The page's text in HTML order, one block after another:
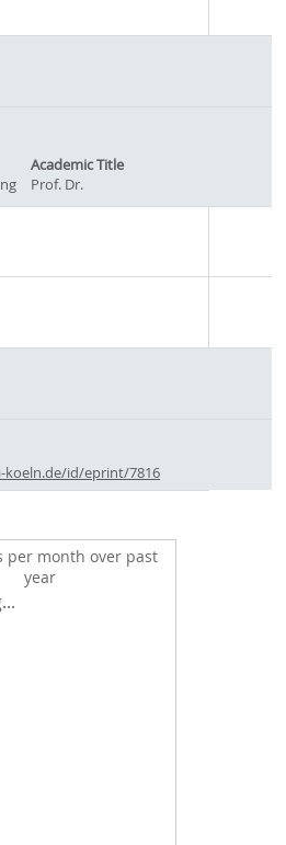
Academic Title
Prof. Dr.
id/eprint/7816
per month over past
year